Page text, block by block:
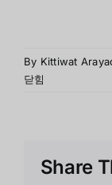
By Kittiwat
닫힘
Share